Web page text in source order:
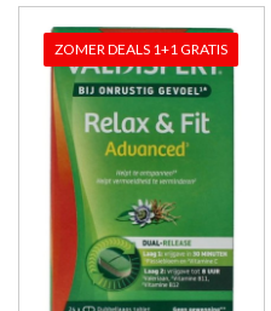
ZOMER DEALS 1+1 GRATIS